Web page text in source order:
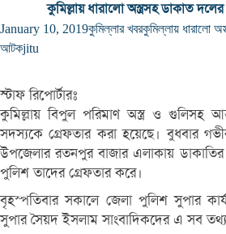
কুমিল্লায় ধারালো অস্ত্রসহ ডাকাত
January 10, 2019কুমিল্লার খবরকুমিল্লায় ধারালো
আটকjitu
স্টাফ রিপোর্টারঃ
কুমিল্লায় বিপুল পরিমাণ অস্ত্র ও গুলিসহ
সদস্যকে গ্রেফতার করা হয়েছে। বুধবার
উপজেলার রতনপুর বাজার এলাকায় ডাকাতির
পুলিশ তাদের গ্রেফতার করে।
বৃহস্পতিবার সকালে জেলা পুলিশ সুপার
সুপার সৈয়দ ইসলাম সাংবাদিকদের এ সব